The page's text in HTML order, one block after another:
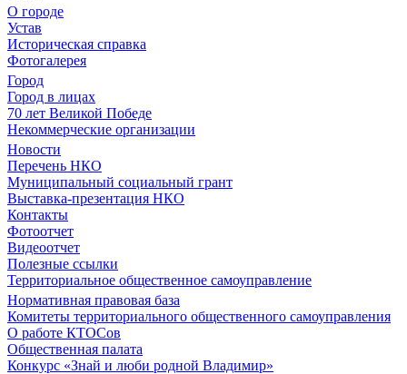
О городе
Устав
Историческая справка
Фотогалерея
Город
Город в лицах
70 лет Великой Победе
Некоммерческие организации
Новости
Перечень НКО
Муниципальный социальный грант
Выставка-презентация НКО
Контакты
Фотоотчет
Видеоотчет
Полезные ссылки
Территориальное общественное самоуправление
Нормативная правовая база
Комитеты территориального общественного самоуправления
О работе КТОСов
Общественная палата
Конкурс «Знай и люби родной Владимир»